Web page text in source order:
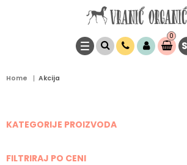
0
0,00
Home Akcija
KATEGORIJE PROIZVODA
FILTRIRAJ PO CENI